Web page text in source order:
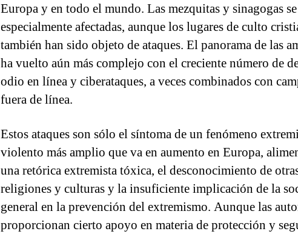
Europa y en todo el mundo. Las mezquitas y sinagogas
especialmente afectadas, aunque los lugares de culto
también han sido objeto de ataques. El panorama de las
ha vuelto aún más complejo con el creciente número de
odio en línea y ciberataques, a veces combinados con
fuera de línea.
Estos ataques son sólo el síntoma de un fenómeno
violento más amplio que va en aumento en Europa,
una retórica extremista tóxica, el desconocimiento de
religiones y culturas y la insuficiente implicación de la
general en la prevención del extremismo. Aunque las
proporcionan cierto apoyo en materia de protección y